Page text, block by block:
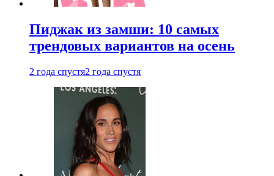
Пиджак из замши: 10 самых
трендовых вариантов на осень
2 года спустя2 года спустя